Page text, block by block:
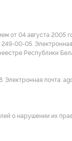
от 04 августа
00-05.
Республики
Электронная почта:
о нарушении их